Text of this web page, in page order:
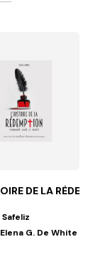
un sacerdoce royal,
DE LA
Safeliz
Elena G. De White